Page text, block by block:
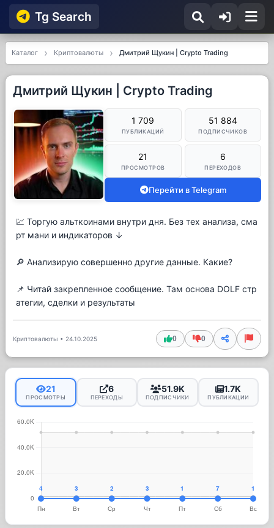
Tg Searсh
Каталог Криптовалюты Дмитрий Щукин | Crypto Trading
Дмитрий Щукин | Crypto Trading
1 709
ПУБЛИКАЦИЙ
51 884
ПОДПИСЧИКОВ
21
ПРОСМОТРОВ
6
ПЕРЕХОДОВ
Перейти в Telegram
💹 Торгую альткоинами внутри дня. Без тех анализа, сма
рт мани и индикаторов ↓
🔎 Анализирую совершенно другие данные. Какие?
📌 Читай закрепленное сообщение. Там основа DOLF стр
атегии, сделки и результаты
Криптовалюты • 24.10.2025 0 0
21
ПРОСМОТРЫ
6
ПЕРЕХОДЫ
51.9K
ПОДПИСЧИКИ
1.7K
ПУБЛИКАЦИИ